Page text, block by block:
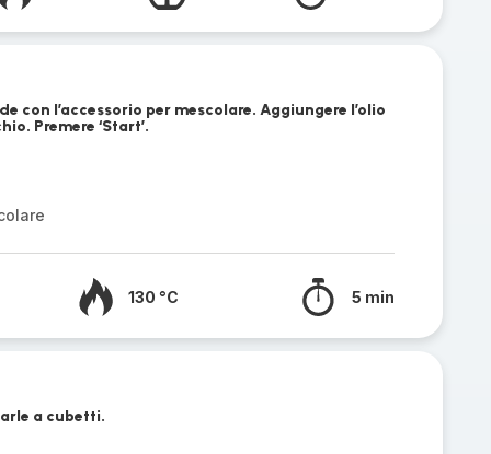
con l’accessorio per mescolare. Aggiungere l’olio
Premere ‘Start’.
130 °C 5 min
a cubetti.